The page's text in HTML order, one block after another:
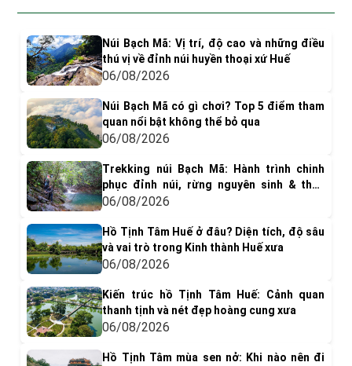
Núi Bạch Mã: Vị trí, độ cao và những điều
thú vị về đỉnh núi huyền thoại xứ Huế
06/08/2026
Núi Bạch Mã có gì chơi? Top 5 điểm tham
quan nổi bật không thể bỏ qua
06/08/2026
Trekking núi Bạch Mã: Hành trình chinh
phục đỉnh núi, rừng nguyên sinh & thác
nước tuyệt đẹp
06/08/2026
Hồ Tịnh Tâm Huế ở đâu? Diện tích, độ sâu
và vai trò trong Kinh thành Huế xưa
06/08/2026
Kiến trúc hồ Tịnh Tâm Huế: Cảnh quan
thanh tịnh và nét đẹp hoàng cung xưa
06/08/2026
Hồ Tịnh Tâm mùa sen nở: Khi nào nên đi